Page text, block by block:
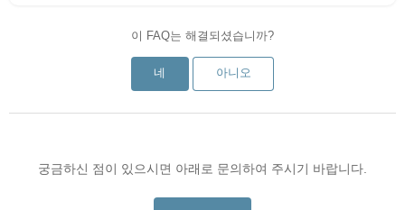
이 FAQ는 해결되셨습니까?
네 아니오
궁금하신 점이 있으시면 아래로 문의하여 주시기 바랍니다.